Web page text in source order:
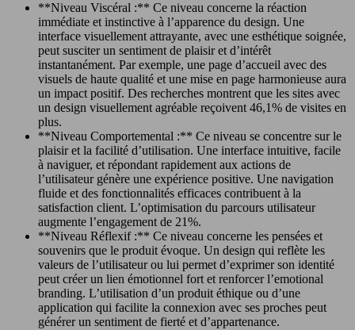
**Niveau Viscéral :** Ce niveau concerne la réaction
immédiate et instinctive à l’apparence du design. Une
interface visuellement attrayante, avec une esthétique soignée,
peut susciter un sentiment de plaisir et d’intérêt
instantanément. Par exemple, une page d’accueil avec des
visuels de haute qualité et une mise en page harmonieuse aura
un impact positif. Des recherches montrent que les sites avec
un design visuellement agréable reçoivent 46,1% de visites en
plus.
**Niveau Comportemental :** Ce niveau se concentre sur le
plaisir et la facilité d’utilisation. Une interface intuitive, facile
à naviguer, et répondant rapidement aux actions de
l’utilisateur génère une expérience positive. Une navigation
fluide et des fonctionnalités efficaces contribuent à la
satisfaction client. L’optimisation du parcours utilisateur
augmente l’engagement de 21%.
**Niveau Réflexif :** Ce niveau concerne les pensées et
souvenirs que le produit évoque. Un design qui reflète les
valeurs de l’utilisateur ou lui permet d’exprimer son identité
peut créer un lien émotionnel fort et renforcer l’emotional
branding. L’utilisation d’un produit éthique ou d’une
application qui facilite la connexion avec ses proches peut
générer un sentiment de fierté et d’appartenance.